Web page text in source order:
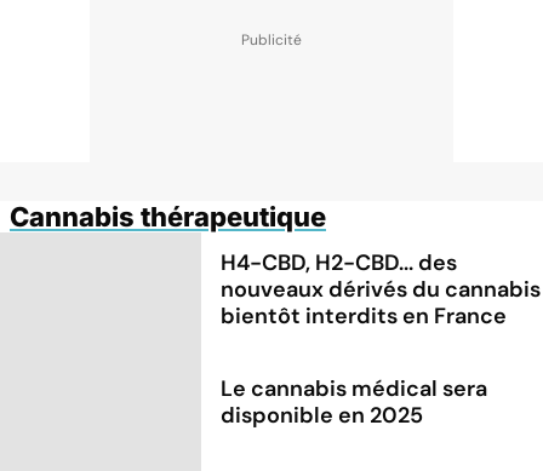
Cannabis thérapeutique
H4-CBD, H2-CBD... des
nouveaux dérivés du cannabis
bientôt interdits en France
Le cannabis médical sera
disponible en 2025